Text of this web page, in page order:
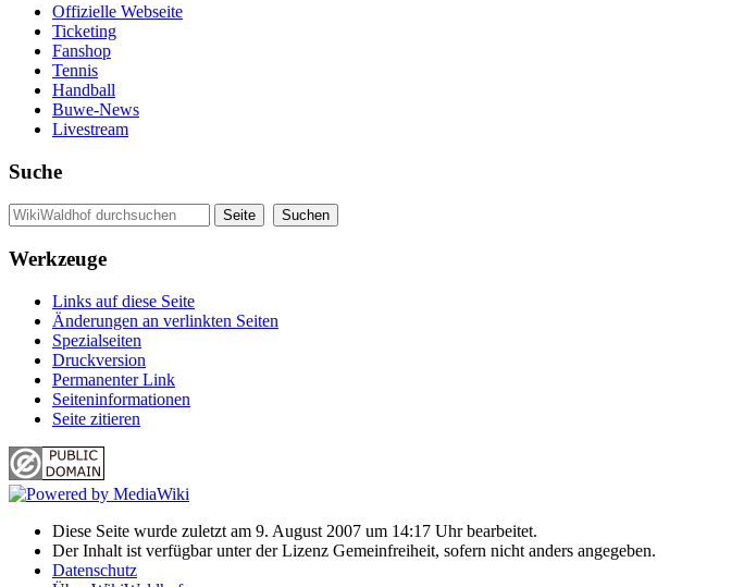
Offizielle Webseite
Ticketing
Fanshop
Tennis
Handball
Buwe-News
Livestream
Suche
Werkzeuge
Links auf diese Seite
Änderungen an verlinkten Seiten
Spezialseiten
Druckversion
Permanenter Link
Seiten­informationen
Seite zitieren
Diese Seite wurde zuletzt am 9. August 2007 um 14:17 Uhr bearbeitet.
Der Inhalt ist verfügbar unter der Lizenz Gemeinfreiheit, sofern nicht anders angegeben.
Datenschutz